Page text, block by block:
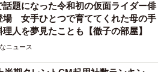
話題になった令和初の仮面ライダー俳
場 女手ひとつで育ててくれた母の手
人を夢見たことも【徹子の部屋】
ニュース